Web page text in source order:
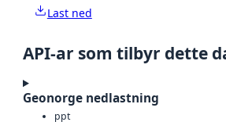
Last ned
API-ar som tilbyr dette
Geonorge nedlastning
ppt